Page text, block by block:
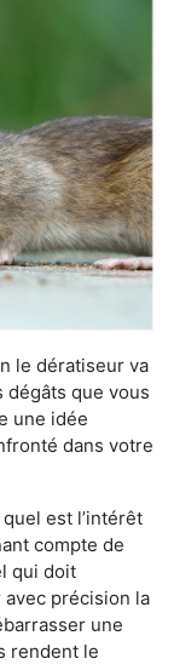
le dératiseur va
dégâts que vous
une idée
dans votre
est l’intérêt
compte de
qui doit
précision la
une
rendent le